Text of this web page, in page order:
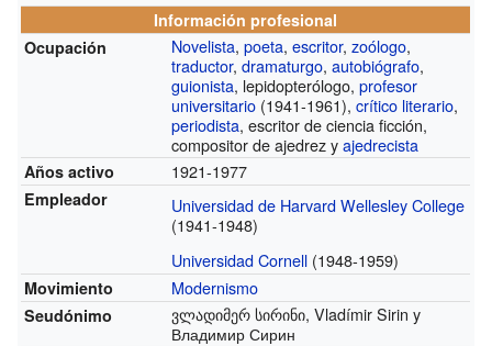
Información profesional
Ocupación
Novelista,poeta,escritor,zoólogo,
traductor,dramaturgo,autobiógrafo,
guionista, lepidopterólogo,profesor
universitario (1941-1961),crítico literario,
periodista, escritor de ciencia ficción,
compositor de ajedrez yajedrecista
Años activo 1921-1977
Empleador Universidad de HarvardWellesley College
(1941-1948)
Universidad Cornell (1948-1959)
Movimiento Modernismo
Seudónimo
ვლადიმერ სირინი, Vladímir Sirin y
Владимир Сирин